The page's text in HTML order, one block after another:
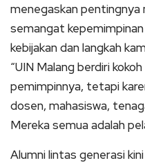
menegaskan pentingnya
semangat
kebijakan dan langkah
“UIN Malang berdiri
pemimpinnya, tetapi
dosen, mahasiswa,
Mereka semua adalah
Alumni lintas generasi